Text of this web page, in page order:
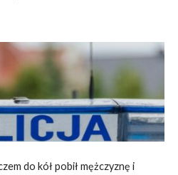
do kół pobił mężczyznę i